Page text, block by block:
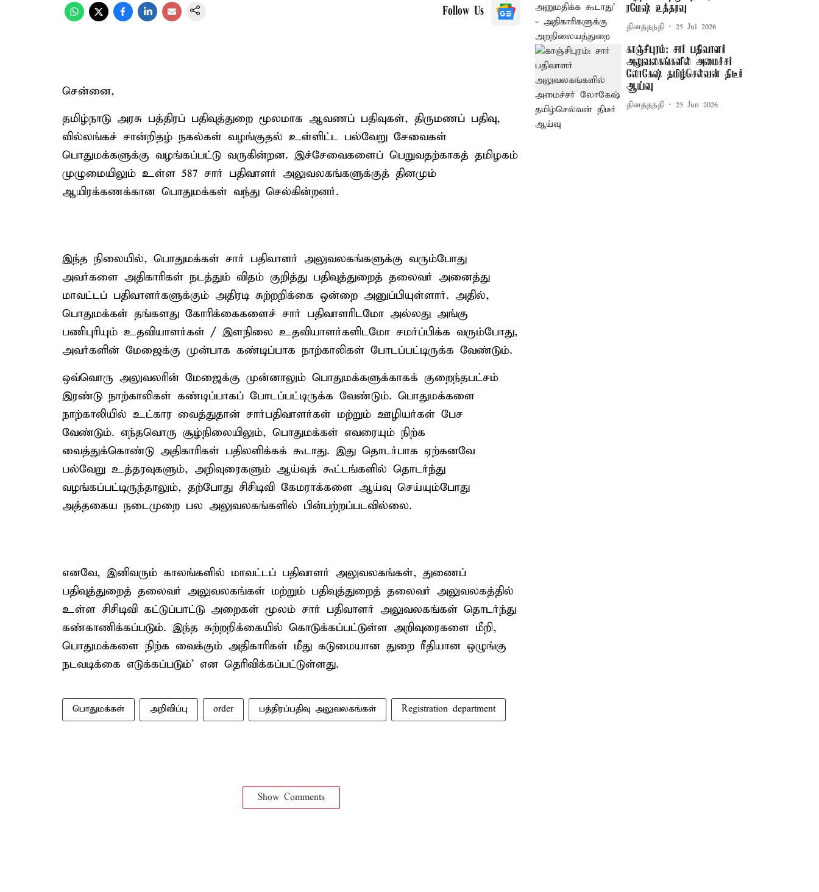
Follow Us
சென்னை,
தமிழ்நாடு அரசு பத்திரப் பதிவுத்துறை மூலமாக ஆவணப் பதிவுகள், திருமணப் பதிவு,
வில்லங்கச் சான்றிதழ் நகல்கள் வழங்குதல் உள்ளிட்ட பல்வேறு சேவைகள்
பொதுமக்களுக்கு வழங்கப்பட்டு வருகின்றன. இச்சேவைகளைப் பெறுவதற்காகத் தமிழகம்
முழுமையிலும் உள்ள 587 சார் பதிவாளர் அலுவலகங்களுக்குத் தினமும்
ஆயிரக்கணக்கான பொதுமக்கள் வந்து செல்கின்றனர்.
இந்த நிலையில், பொதுமக்கள் சார் பதிவாளர் அலுவலகங்களுக்கு வரும்போது
அவர்களை அதிகாரிகள் நடத்தும் விதம் குறித்து பதிவுத்துறைத் தலைவர் அனைத்து
மாவட்டப் பதிவாளர்களுக்கும் அதிரடி சுற்றறிக்கை ஒன்றை அனுப்பியுள்ளார். அதில்,
பொதுமக்கள் தங்களது கோரிக்கைகளைச் சார் பதிவாளரிடமோ அல்லது அங்கு
பணிபுரியும் உதவியாளர்கள் / இளநிலை உதவியாளர்களிடமோ சமர்ப்பிக்க வரும்போது,
அவர்களின் மேஜைக்கு முன்பாக கண்டிப்பாக நாற்காலிகள் போடப்பட்டிருக்க வேண்டும்.
ஒவ்வொரு அலுவலரின் மேஜைக்கு முன்னாலும் பொதுமக்களுக்காகக் குறைந்தபட்சம்
இரண்டு நாற்காலிகள் கண்டிப்பாகப் போடப்பட்டிருக்க வேண்டும். பொதுமக்களை
நாற்காலியில் உட்கார வைத்துதான் சார்பதிவாளர்கள் மற்றும் ஊழியர்கள் பேச
வேண்டும். எந்தவொரு சூழ்நிலையிலும், பொதுமக்கள் எவரையும் நிற்க
வைத்துக்கொண்டு அதிகாரிகள் பதிலளிக்கக் கூடாது. இது தொடர்பாக ஏற்கனவே
பல்வேறு உத்தரவுகளும், அறிவுரைகளும் ஆய்வுக் கூட்டங்களில் தொடர்ந்து
வழங்கப்பட்டிருந்தாலும், தற்போது சிசிடிவி கேமராக்களை ஆய்வு செய்யும்போது
அத்தகைய நடைமுறை பல அலுவலகங்களில் பின்பற்றப்படவில்லை.
எனவே, இனிவரும் காலங்களில் மாவட்டப் பதிவாளர் அலுவலகங்கள், துணைப்
பதிவுத்துறைத் தலைவர் அலுவலகங்கள் மற்றும் பதிவுத்துறைத் தலைவர் அலுவலகத்தில்
உள்ள சிசிடிவி கட்டுப்பாட்டு அறைகள் மூலம் சார் பதிவாளர் அலுவலகங்கள் தொடர்ந்து
கண்காணிக்கப்படும். இந்த சுற்றறிக்கையில் கொடுக்கப்பட்டுள்ள அறிவுரைகளை மீறி,
பொதுமக்களை நிற்க வைக்கும் அதிகாரிகள் மீது கடுமையான துறை ரீதியான ஒழுங்கு
நடவடிக்கை எடுக்கப்படும்’ என தெரிவிக்கப்பட்டுள்ளது.
பொதுமக்கள் அறிவிப்பு order பத்திரப்பதிவு அலுவலகங்கள் Registration department
Show Comments
ரமேஷ் உத்தரவு
தினத்தந்தி 25 Jul 2026
காஞ்சிபுரம்: சார் பதிவாளர்
அலுவலகங்களில் அமைச்சர்
லோகேஷ் தமிழ்செல்வன் திடீர்
ஆய்வு
தினத்தந்தி 25 Jun 2026